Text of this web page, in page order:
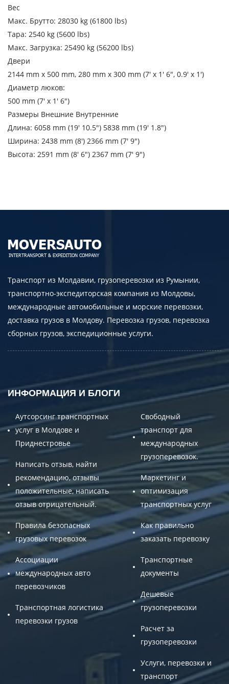
Вес
Макс. Брутто: 28030 kg (61800 lbs)
Тара: 2540 kg (5600 lbs)
Макс. Загрузка: 25490 kg (56200 lbs)
Двери
2144 mm x 500 mm, 280 mm x 300 mm (7′ x 1′ 6″, 0.9′ x 1′)
Диаметр люков:
500 mm (7′ x 1′ 6″)
Размеры Внешние Внутренние
Длина: 6058 mm (19′ 10.5″) 5838 mm (19′ 1.8″)
Ширина: 2438 mm (8′) 2366 mm (7′ 9″)
Высота: 2591 mm (8′ 6″) 2367 mm (7′ 9″)
Транспорт из Молдавии, грузоперевозки из Румынии,
транспортно-экспедиторская компания из Молдовы,
международные автомобильные и морские перевозки,
доставка грузов в Молдову. Перевозка грузов, перевозка
сборных грузов, экспедиционные услуги.
ИНФОРМАЦИЯ И БЛОГИ
Аутсорсинг транспортных
услуг в Молдове и
Приднестровье
Написать отзыв, найти
рекомендацию, отзывы
положительные, написать
отзыв отрицательный.
Правила безопасных
грузовых перевозок
Ассоциации
международных авто
перевозчиков
Транспортная логистика
перевозки грузов
Свободный
транспорт для
международных
грузоперевозок.
Маркетинг и
оптимизация
транспортных услуг
Как правильно
заказать перевозку
Транспортные
документы
Дешевые
грузоперевозки
Расчет за
грузоперевозки
Услуги, перевозки и
транспорт
Наименование груза
Дата загрузки
Тип транспорта
Вес груза, ( т )
обработку персональных данных.
ОТПРАВИТЬ